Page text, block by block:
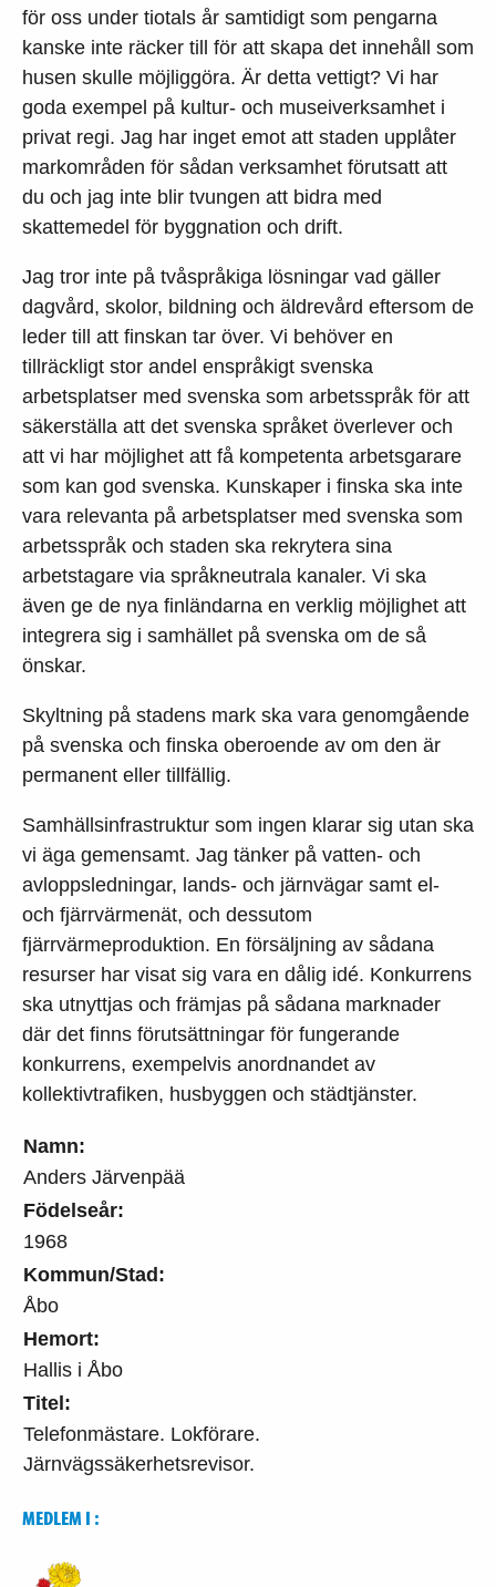
Namn:
Anders Järvenpää
Födelseår:
1968
Kommun/Stad:
Åbo
Hemort:
Hallis i Åbo
Titel:
Telefonmästare. Lokförare.
Järnvägssäkerhetsrevisor.
MEDLEM I :
för oss under tiotals år samtidigt som pengarna
kanske inte räcker till för att skapa det innehåll som
husen skulle möjliggöra. Är detta vettigt? Vi har
goda exempel på kultur- och museiverksamhet i
privat regi. Jag har inget emot att staden upplåter
markområden för sådan verksamhet förutsatt att
du och jag inte blir tvungen att bidra med
skattemedel för byggnation och drift.
Jag tror inte på tvåspråkiga lösningar vad gäller
dagvård, skolor, bildning och äldrevård eftersom de
leder till att finskan tar över. Vi behöver en
tillräckligt stor andel enspråkigt svenska
arbetsplatser med svenska som arbetsspråk för att
säkerställa att det svenska språket överlever och
att vi har möjlighet att få kompetenta arbetsgarare
som kan god svenska. Kunskaper i finska ska inte
vara relevanta på arbetsplatser med svenska som
arbetsspråk och staden ska rekrytera sina
arbetstagare via språkneutrala kanaler. Vi ska
även ge de nya finländarna en verklig möjlighet att
integrera sig i samhället på svenska om de så
önskar.
Skyltning på stadens mark ska vara genomgående
på svenska och finska oberoende av om den är
permanent eller tillfällig.
Samhällsinfrastruktur som ingen klarar sig utan ska
vi äga gemensamt. Jag tänker på vatten- och
avloppsledningar, lands- och järnvägar samt el-
och fjärrvärmenät, och dessutom
fjärrvärmeproduktion. En försäljning av sådana
resurser har visat sig vara en dålig idé. Konkurrens
ska utnyttjas och främjas på sådana marknader
där det finns förutsättningar för fungerande
konkurrens, exempelvis anordnandet av
kollektivtrafiken, husbyggen och städtjänster.